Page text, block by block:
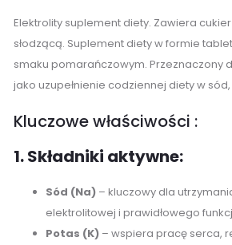
Elektrolity suplement diety. Zawiera
słodzącą. Suplement diety w formie
smaku pomarańczowym. Przeznaczony
jako uzupełnienie codziennej diety w
Kluczowe właściwości :
1. Składniki aktywne:
Sód (Na) – kluczowy dla
elektrolitowej i prawidłowego
Potas (K) – wspiera pracę serca,